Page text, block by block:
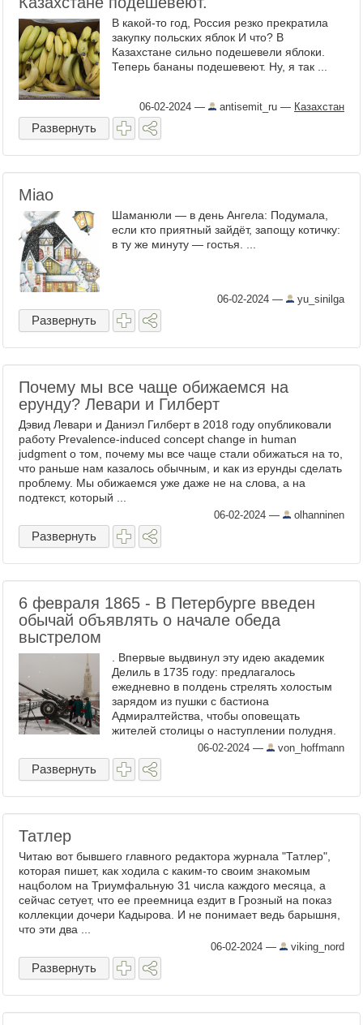
В какой-то год, Россия резко прекратила
закупку польских яблок И что? В
Казахстане сильно подешевели яблоки.
Теперь бананы подешевеют. Ну, я так ...
06-02-2024 — antisemit_ru — Казахстан
Развернуть
Miao
Шаманюли — в день Ангела: Подумала,
если кто приятный зайдёт, запощу котичку:
в ту же минуту — гостья. ...
06-02-2024 — yu_sinilga
Развернуть
Почему мы все чаще обижаемся на
ерунду? Левари и Гилберт
Дэвид Левари и Даниэл Гилберт в 2018 году опубликовали
работу Prevalence-induced concept change in human
judgment о том, почему мы все чаще стали обижаться на то,
что раньше нам казалось обычным, и как из ерунды сделать
проблему. Мы обижаемся уже даже не на слова, а на
подтекст, который ...
06-02-2024 — olhanninen
Развернуть
6 февраля 1865 - В Петербурге введен
обычай объявлять о начале обеда
выстрелом
. Впервые выдвинул эту идею академик
Делиль в 1735 году: предлагалось
ежедневно в полдень стрелять холостым
зарядом из пушки с бастиона
Адмиралтейства, чтобы оповещать
жителей столицы о наступлении полудня.
Проект не был воплощен в жизнь, но, так
как город постоянно подвергался ...
06-02-2024 — von_hoffmann
Развернуть
Татлер
Читаю вот бывшего главного редактора журнала "Татлер",
которая пишет, как ходила с каким-то своим знакомым
нацболом на Триумфальную 31 числа каждого месяца, а
сейчас сетует, что ее преемница ездит в Грозный на показ
коллекции дочери Кадырова. И не понимает ведь барышня,
что эти два ...
06-02-2024 — viking_nord
Развернуть